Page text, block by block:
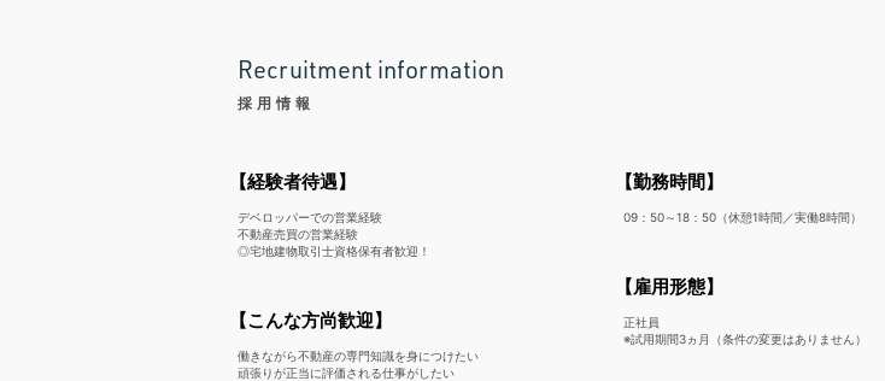
Recruitment information
採用情報
【経験者待遇】
デベロッパーでの営業経験
不動産売買の営業経験
◎宅地建物取引士資格保有者歓迎！
【こんな方尚歓迎】
働きながら不動産の専門知識を身につけたい
頑張りが正当に評価される仕事がしたい
【勤務時間】
09：50～18：50（休憩1時間／実働8時間）
【雇用形態】
正社員
※試用期間3ヵ月（条件の変更はありません）